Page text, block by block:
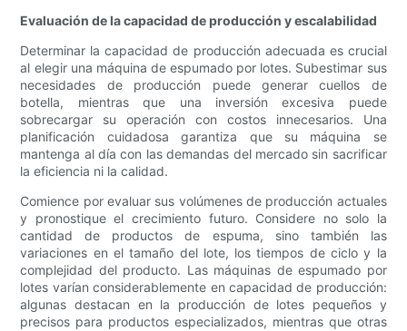
Evaluación de la capacidad de producción y escalabilidad
Determinar la capacidad de producción adecuada es crucial
al elegir una máquina de espumado por lotes. Subestimar sus
necesidades de producción puede generar cuellos de
botella, mientras que una inversión excesiva puede
sobrecargar su operación con costos innecesarios. Una
planificación cuidadosa garantiza que su máquina se
mantenga al día con las demandas del mercado sin sacrificar
la eficiencia ni la calidad.
Comience por evaluar sus volúmenes de producción actuales
y pronostique el crecimiento futuro. Considere no solo la
cantidad de productos de espuma, sino también las
variaciones en el tamaño del lote, los tiempos de ciclo y la
complejidad del producto. Las máquinas de espumado por
lotes varían considerablemente en capacidad de producción:
algunas destacan en la producción de lotes pequeños y
precisos para productos especializados, mientras que otras